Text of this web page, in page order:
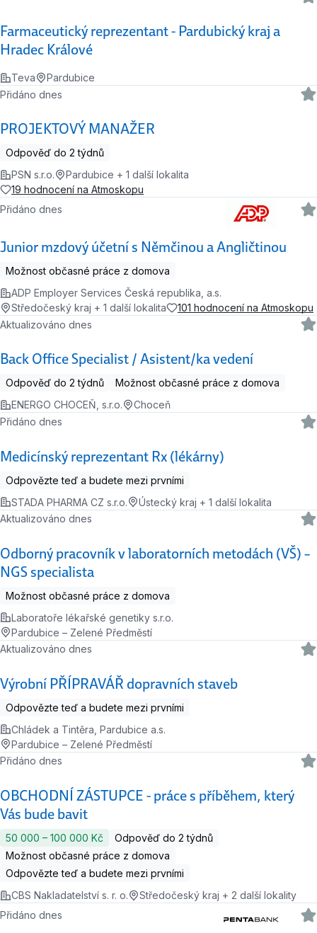
Farmaceutický reprezentant - Pardubický kraj a
Hradec Králové
Teva Pardubice
PROJEKTOVÝ MANAŽER
Přidáno dnes
Odpověď do 2 týdnů
PSN s.r.o.
Pardubice + 1 další lokalita
19 hodnocení na Atmoskopu
Junior mzdový účetní s Němčinou a Angličtinou
Přidáno dnes
Možnost občasné práce z domova
ADP Employer Services Česká republika, a.s.
Středočeský kraj + 1 další lokalita
101 hodnocení na Atmoskopu
Back Office Specialist / Asistent/ka vedení
Aktualizováno dnes
Odpověď do 2 týdnů
Možnost občasné práce z domova
ENERGO CHOCEŇ, s.r.o.
Choceň
Medicínský reprezentant Rx (lékárny)
Přidáno dnes
Odpovězte teď a budete mezi prvními
STADA PHARMA CZ s.r.o.
Ústecký kraj + 1 další lokalita
Odborný pracovník v laboratorních metodách (VŠ) –
NGS specialista
Aktualizováno dnes
Možnost občasné práce z domova
Laboratoře lékařské genetiky s.r.o.
Pardubice – Zelené Předměstí
Výrobní PŘÍPRAVÁŘ dopravních staveb
Aktualizováno dnes
Odpovězte teď a budete mezi prvními
Chládek a Tintěra, Pardubice a.s.
Pardubice – Zelené Předměstí
OBCHODNÍ ZÁSTUPCE - práce s příběhem, který
Vás bude bavit
Přidáno dnes
50 000 ‍–‍ 100 000 Kč
Odpověď do 2 týdnů
Možnost občasné práce z domova
Odpovězte teď a budete mezi prvními
CBS Nakladatelství s. r. o.
Středočeský kraj + 2 další lokality
Přidáno dnes